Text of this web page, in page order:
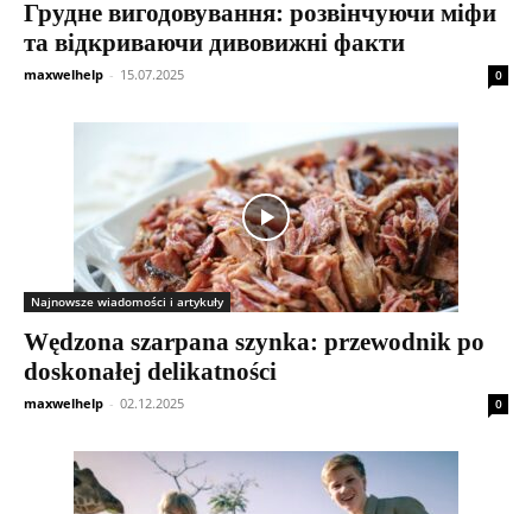
Грудне вигодовування: розвінчуючи міфи
та відкриваючи дивовижні факти
maxwelhelp - 15.07.2025 0
Najnowsze wiadomości i artykuły
Wędzona szarpana szynka: przewodnik po
doskonałej delikatności
maxwelhelp - 02.12.2025 0